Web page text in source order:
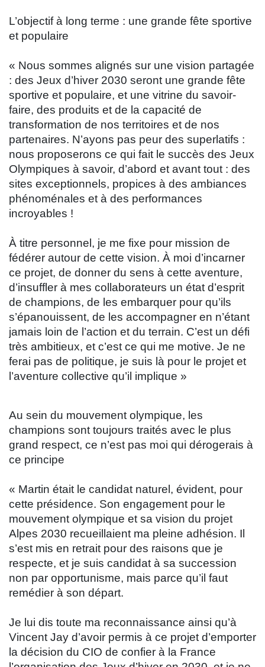
L’objectif à long terme : une grande fête sportive
et populaire
« Nous sommes alignés sur une vision partagée
: des Jeux d’hiver 2030 seront une grande fête
sportive et populaire, et une vitrine du savoir-
faire, des produits et de la capacité de
transformation de nos territoires et de nos
partenaires. N’ayons pas peur des superlatifs :
nous proposerons ce qui fait le succès des Jeux
Olympiques à savoir, d’abord et avant tout : des
sites exceptionnels, propices à des ambiances
phénoménales et à des performances
incroyables !
À titre personnel, je me fixe pour mission de
fédérer autour de cette vision. À moi d’incarner
ce projet, de donner du sens à cette aventure,
d’insuffler à mes collaborateurs un état d’esprit
de champions, de les embarquer pour qu’ils
s’épanouissent, de les accompagner en n’étant
jamais loin de l’action et du terrain. C’est un défi
très ambitieux, et c’est ce qui me motive. Je ne
ferai pas de politique, je suis là pour le projet et
l’aventure collective qu’il implique »
Au sein du mouvement olympique, les
champions sont toujours traités avec le plus
grand respect, ce n’est pas moi qui dérogerais à
ce principe
« Martin était le candidat naturel, évident, pour
cette présidence. Son engagement pour le
mouvement olympique et sa vision du projet
Alpes 2030 recueillaient ma pleine adhésion. Il
s’est mis en retrait pour des raisons que je
respecte, et je suis candidat à sa succession
non par opportunisme, mais parce qu’il faut
remédier à son départ.
Je lui dis toute ma reconnaissance ainsi qu’à
Vincent Jay d’avoir permis à ce projet d’emporter
la décision du CIO de confier à la France